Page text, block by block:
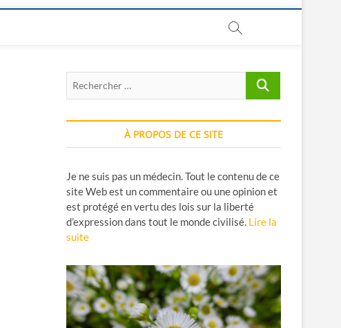
Rechercher
À PROPOS DE CE SITE
Je ne suis pas un médecin. Tout le contenu de ce
site Web est un commentaire ou une opinion et
est protégé en vertu des lois sur la liberté
d’expression dans tout le monde civilisé. Lire la
suite